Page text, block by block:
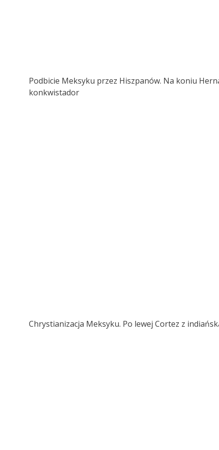
Podbicie Meksyku przez Hiszpanów. Na koniu
konkwistador
Chrystianizacja Meksyku. Po lewej Cortez z